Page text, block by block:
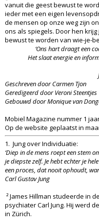
vanuit die geest bewust te
ieder met een eigen
de mensen op onze weg zijn
ons als spiegels. Door hen
bewust te worden van wie-je-
‘Ons hart draagt een
Het slaat energie en
Geschreven door Carmen Tjon
Geredigeerd door Veroni Steentjes
Gebouwd door Monique van
Mobiel Magazine nummer 1
Op de website geplaatst in
1. Jung over Individuatie:
‘Diep in de mens roept een stem
je diepste zelf. Je hebt echter je
een proces, dat nooit ophoudt,
Carl Gustav Jung
² James Hillman studeerde in
psychiater Carl Jung. Hij werd
in Zürich.